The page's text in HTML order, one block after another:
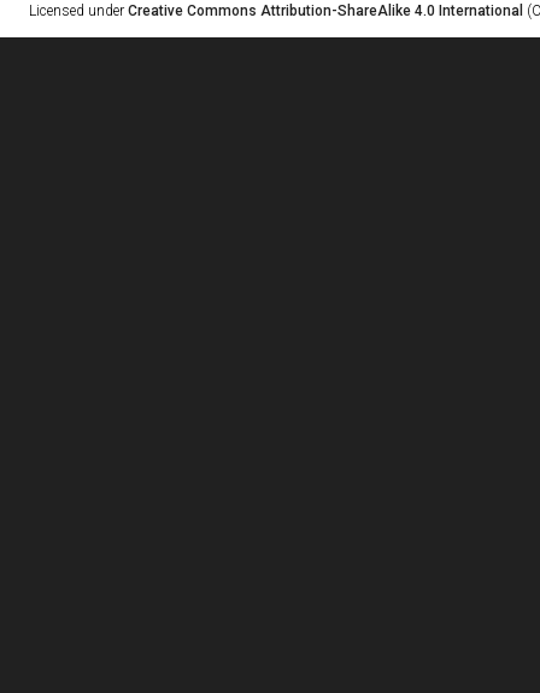
Licensed under Creative Commons Attribution-ShareAlike 4.0 International